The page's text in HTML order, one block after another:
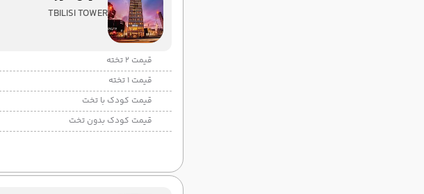
TBILISI TOWER
قیمت 2 تخته
قیمت 1 تخته
قیمت کودک با تخت
قیمت کودک بدون تخت